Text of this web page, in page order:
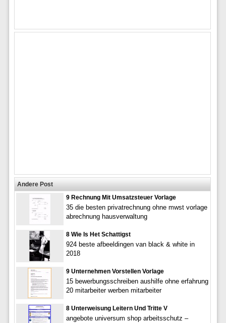
Andere Post
9 Rechnung Mit Umsatzsteuer Vorlage
35 die besten privatrechnung ohne mwst vorlage
abrechnung hausverwaltung
8 Wie Is Het Schattigst
924 beste afbeeldingen van black & white in
2018
9 Unternehmen Vorstellen Vorlage
15 bewerbungsschreiben aushilfe ohne erfahrung
20 mitarbeiter werben mitarbeiter
8 Unterweisung Leitern Und Tritte V
angebote universum shop arbeitsschutz –